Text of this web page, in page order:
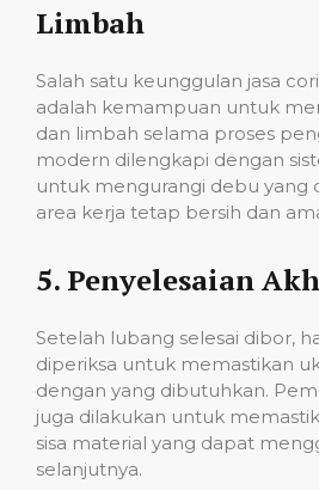
Limbah
Salah satu keunggulan jasa
adalah kemampuan untuk
dan limbah selama proses
modern dilengkapi dengan
untuk mengurangi debu yang
area kerja tetap bersih dan
5. Penyelesaian
Setelah lubang selesai dibor,
diperiksa untuk memastikan
dengan yang dibutuhkan.
juga dilakukan untuk
sisa material yang dapat
selanjutnya.